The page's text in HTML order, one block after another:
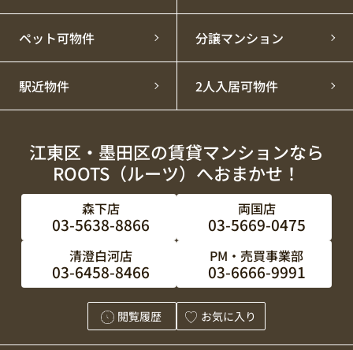
き、誠にありがとうございます。
その間いただきましたお問い合わせにつきましては、
何卒ご理解頂きますようお願い申し上げます。
※賃貸仲介部は定休日以外通常営業となっております。
2026年5月4日(月)～5月6日(水) ※5月6日(水)
は定休日となっております。
ペット可物件 分譲マンション
駅近物件 2人入居可物件
江東区・墨田区の賃貸マンションなら
ROOTS（ルーツ）へおまかせ！
森下店
03-5638-8866
両国店
03-5669-0475
清澄白河店
03-6458-8466
PM・売買事業部
03-6666-9991
閲覧履歴 お気に入り